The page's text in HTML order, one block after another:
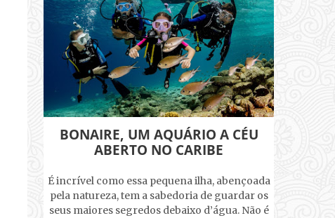
BONAIRE, UM AQUÁRIO A CÉU
ABERTO NO CARIBE
É incrível como essa pequena ilha, abençoada
pela natureza, tem a sabedoria de guardar os
seus maiores segredos debaixo d’água. Não é